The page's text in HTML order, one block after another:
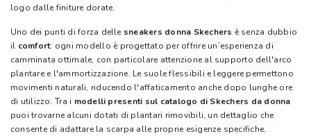
logo dalle finiture dorate.
Uno dei punti di forza delle sneakers donna Skechers è senza dubbio
il comfort: ogni modello è progettato per offrire un’esperienza di
camminata ottimale, con particolare attenzione al supporto dell'arco
plantare e l'ammortizzazione. Le suole flessibili e leggere permettono
movimenti naturali, riducendo l'affaticamento anche dopo lunghe ore
di utilizzo. Tra i modelli presenti sul catalogo di Skechers da donna
puoi trovarne alcuni dotati di plantari rimovibili, un dettaglio che
consente di adattare la scarpa alle proprie esigenze specifiche.